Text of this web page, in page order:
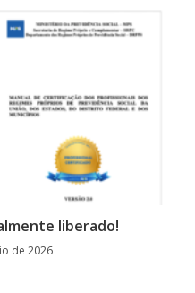
liberado!
de 2026